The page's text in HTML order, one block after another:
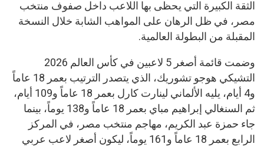
الثقة الكبيرة التي يحظى بها اللاعب داخل صفوف منتخب
مصر، في ظل الرهان على المواهب الشابة خلال النسخة
المقبلة من البطولة العالمية.
وضمت قائمة أصغر 5 لاعبين في كأس العالم 2026
التشيكي هوجو تشوريك، الذي يتصدر الترتيب بعمر 18 عاماً
و4 أيام، يليه الألماني لينارت كارل بعمر 18 عاماً و109 أيام،
ثم السنغالي إبراهيم مباي بعمر 18 عاماً و138 يوماً، بينما
جاء حمزة عبد الكريم، مهاجم منتخب مصر، في المركز
الرابع بعمر 18 عاماً و161 يوماً، ليكون أصغر لاعب عربي